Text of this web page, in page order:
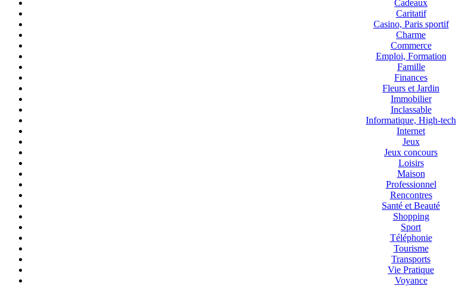
Cadeaux
Caritatif
Casino, Paris sportif
Charme
Commerce
Emploi, Formation
Famille
Finances
Fleurs et Jardin
Immobilier
Inclassable
Informatique, High-tech
Internet
Jeux
Jeux concours
Loisirs
Maison
Professionnel
Rencontres
Santé et Beauté
Shopping
Sport
Téléphonie
Tourisme
Transports
Vie Pratique
Voyance